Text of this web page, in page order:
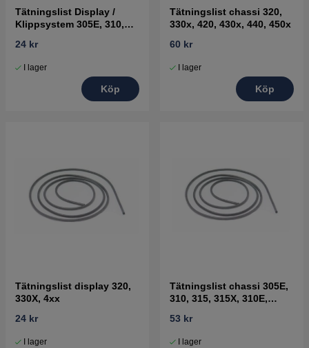
Tätningslist Display /
Klippsystem 305E, 310,
Nera
24 kr
I lager
Köp
Tätningslist chassi 320,
330x, 420, 430x, 440, 450x
60 kr
I lager
Köp
Tätningslist display 320,
330X, 4xx
24 kr
I lager
Tätningslist chassi 305E,
310, 315, 315X, 310E,
53 kr
I lager